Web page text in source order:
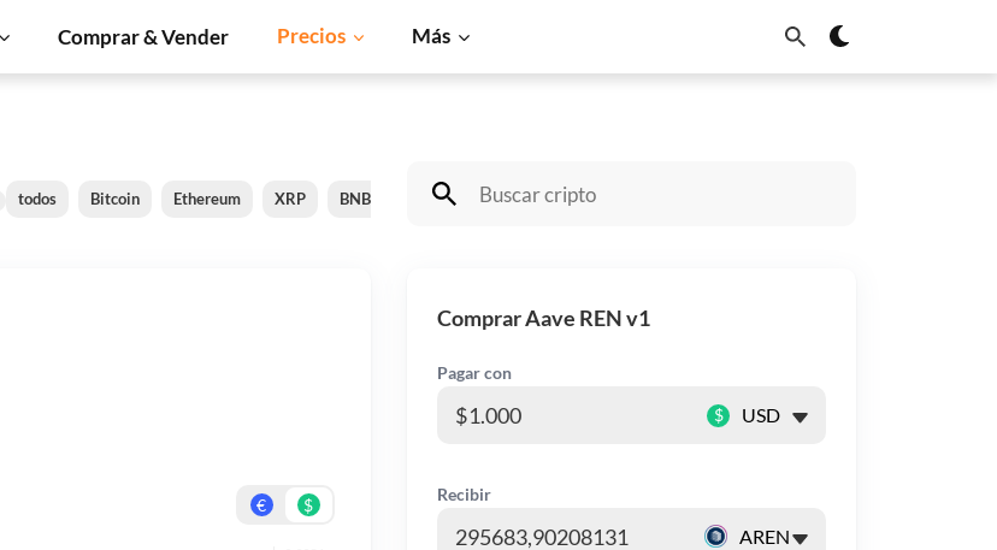
Comprar & Vender Precios Más
todos Bitcoin Ethereum XRP BNB Solana Dogecoin Cardano
€ $
Comprar Aave REN v1
Pagar con
$
Recibir